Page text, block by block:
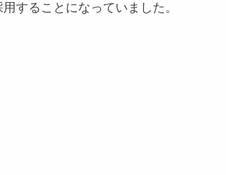
することになっていました。